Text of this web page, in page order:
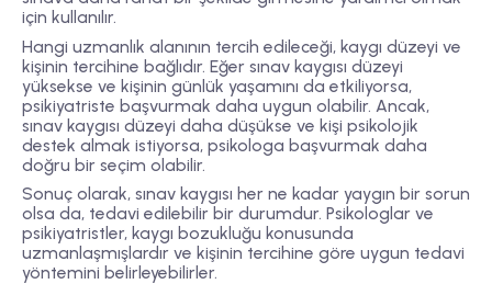
için kullanılır.
Hangi uzmanlık alanının tercih edileceği, kaygı düzeyi ve
kişinin tercihine bağlıdır. Eğer sınav kaygısı düzeyi
yüksekse ve kişinin günlük yaşamını da etkiliyorsa,
psikiyatriste başvurmak daha uygun olabilir. Ancak,
sınav kaygısı düzeyi daha düşükse ve kişi psikolojik
destek almak istiyorsa, psikologa başvurmak daha
doğru bir seçim olabilir.
Sonuç olarak, sınav kaygısı her ne kadar yaygın bir sorun
olsa da, tedavi edilebilir bir durumdur. Psikologlar ve
psikiyatristler, kaygı bozukluğu konusunda
uzmanlaşmışlardır ve kişinin tercihine göre uygun tedavi
yöntemini belirleyebilirler.